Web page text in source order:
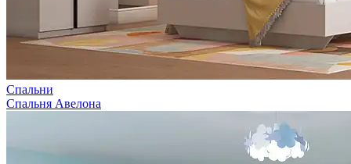
Спальни
Спальня Авелона